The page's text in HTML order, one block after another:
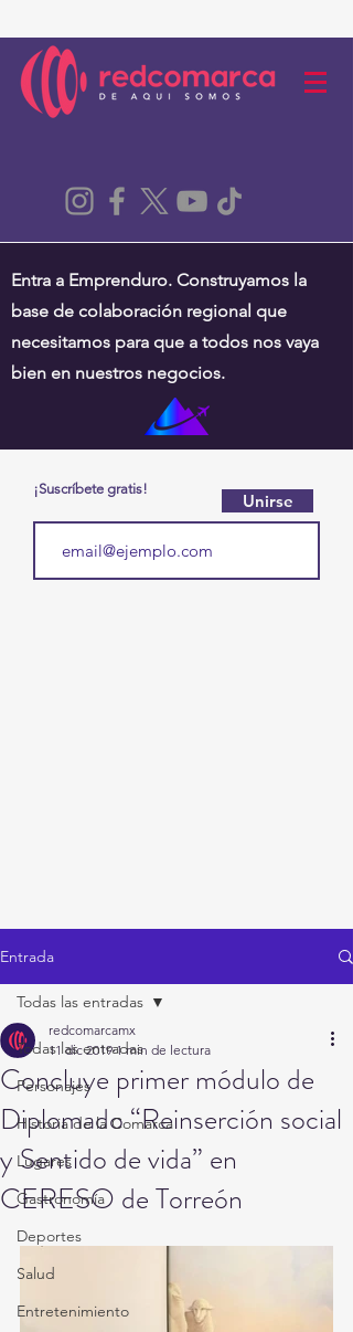
Entra a Emprenduro. Construyamos la
base de colaboración regional que
necesitamos para que a todos nos vaya
bien en nuestros negocios.
¡Suscríbete gratis!
Unirse
Entrada
Todas las entradas
Personajes
Historia de la Comarca
Lugares
Gastronomía
Deportes
Salud
Entretenimiento
Todas las entradas
Concluye primer módulo de
Diplomado “Reinserción social
y Sentido de vida” en
CERESO de Torreón
redcomarcamx
11 dic 2019 1 min de lectura